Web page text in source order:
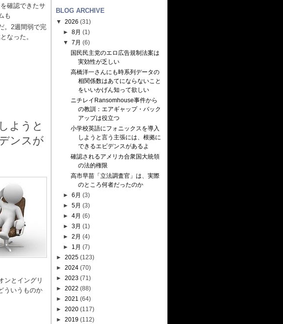
確認できたサ
も
。2週間弱で完
なった。
ようと
ンスが
ンとイングリ
ういうものか
BLOG ARCHIVE
▼ 2026 (31)
►8月 (1)
▼ 7月 (6)
国民民主党のエロ広告規制法案は
実効性が乏しい
高橋洋一さんにも時系列データの
相関係数はあてにならないこと
をいいかげん知って欲しい
ニチレイRansomhouse事件から
の教訓：エアギャップ・バック
アップは役立つ
小学校英語にフォニックスを導入
しようと言う主張には、根拠に
できるエビデンスがあるよ
確認されるアメリカ合衆国大統領
の法的権限
高市早苗「立法調査官」は、実際
のところ何者だったのか
►6月 (3)
►5月 (3)
►4月 (6)
►3月 (1)
►2月 (4)
► 1月 (7)
► 2025 (123)
► 2024 (70)
► 2023 (71)
► 2022 (88)
► 2021 (64)
► 2020 (117)
► 2019 (112)